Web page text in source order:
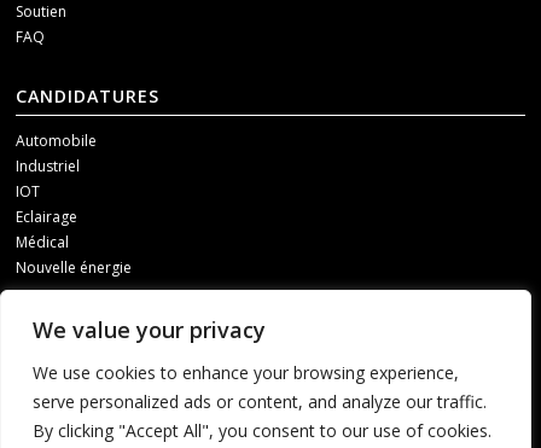
We value your privacy
We use cookies to enhance your browsing experience,
serve personalized ads or content, and analyze our traffic.
By clicking "Accept All", you consent to our use of cookies.
Soutien
FAQ
CANDIDATURES
Automobile
Industriel
IOT
Eclairage
Médical
Nouvelle énergie
MÉDIAS SOCIAUX
Pour recevoir nos mises à jour, veuillez nous contacter par l'un des
canaux suivants.